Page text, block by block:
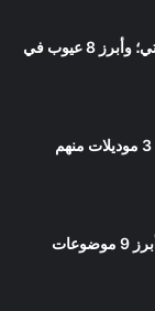
الفرق بين كيا سيراتو وكيا فورتي؛ وأبرز 8 عيوب في
مواضيع عن التنمية البشرية؛ وأبرز 9 موضوعات